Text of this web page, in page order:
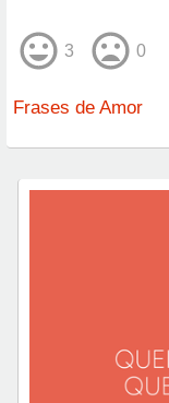
3 0
Frases de Amor